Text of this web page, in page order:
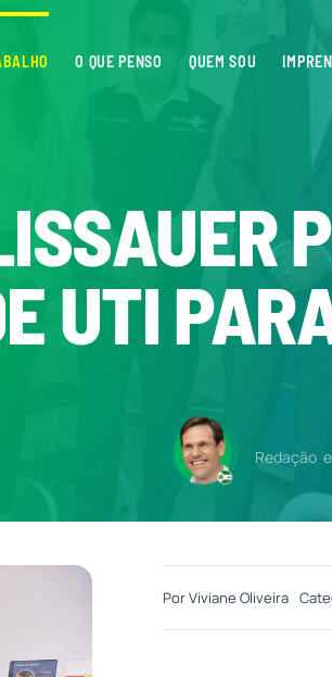
O QUE PENSO QUEM SOU
UTI
Redação
PorViviane Oliveira